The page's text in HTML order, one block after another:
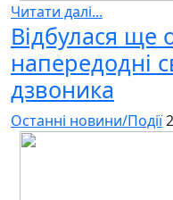
Читати далі...
Відбулася ще
напередодні
дзвоника
Останні новини/Події